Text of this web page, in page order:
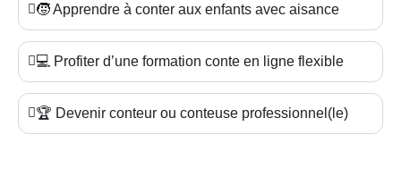
🧒 Apprendre à conter aux enfants avec aisance
💻 Profiter d’une formation conte en ligne flexible
🏆 Devenir conteur ou conteuse professionnel(le)